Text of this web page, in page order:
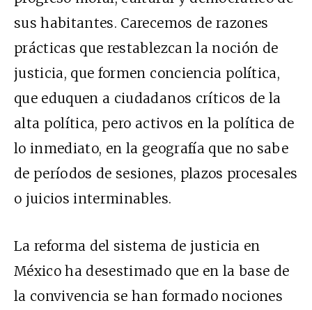
sus habitantes. Carecemos de razones
prácticas que restablezcan la noción de
justicia, que formen conciencia política,
que eduquen a ciudadanos críticos de la
alta política, pero activos en la política de
lo inmediato, en la geografía que no sabe
de períodos de sesiones, plazos procesales
o juicios interminables.
La reforma del sistema de justicia en
México ha desestimado que en la base de
la convivencia se han formado nociones